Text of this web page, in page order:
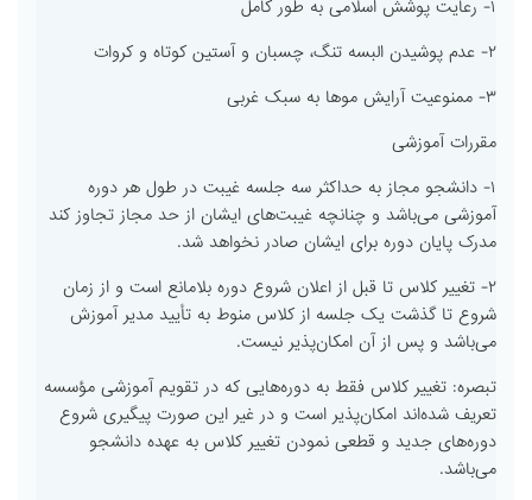
۱- رعایت پوشش اسلامی به طور کامل
۲- عدم پوشیدن البسه تنگ، چسبان و آستین کوتاه و کروات
۳- ممنوعیت آرایش موها به سبک غربی
مقررات آموزشی
۱- دانشجو مجاز به حداکثر سه جلسه غیبت در طول هر دوره
آموزشی می‌باشد و چنانچه غیبت‌های ایشان از حد مجاز تجاوز کند
مدرک پایان دوره برای ایشان صادر نخواهد شد.
۲- تغییر کلاس تا قبل از اعلان شروع دوره بلامانع است و از زمان
شروع تا گذشت یک جلسه از کلاس منوط به تأیید مدیر آموزش
می‌باشد و پس از آن امکان‌پذیر نیست.
تبصره: تغییر کلاس فقط به دوره‌هایی که در تقویم آموزشی مؤسسه
تعریف شده‌اند امکان‌پذیر است و در غیر این صورت پیگیری شروع
دوره‌های جدید و قطعی نمودن تغییر کلاس به عهده دانشجو
می‌باشد.